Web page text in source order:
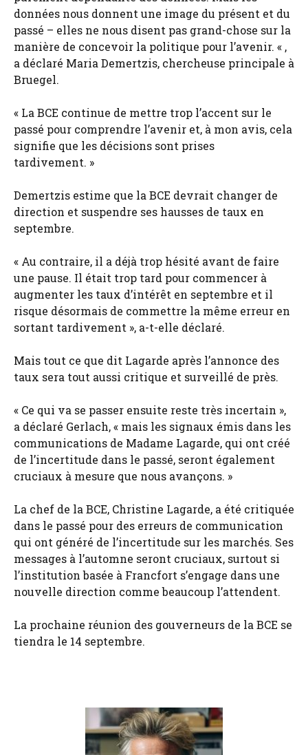
données nous donnent une image du présent et du
passé – elles ne nous disent pas grand-chose sur la
manière de concevoir la politique pour l’avenir. « ,
a déclaré Maria Demertzis, chercheuse principale à
Bruegel.
« La BCE continue de mettre trop l’accent sur le
passé pour comprendre l’avenir et, à mon avis, cela
signifie que les décisions sont prises
tardivement. »
Demertzis estime que la BCE devrait changer de
direction et suspendre ses hausses de taux en
septembre.
« Au contraire, il a déjà trop hésité avant de faire
une pause. Il était trop tard pour commencer à
augmenter les taux d’intérêt en septembre et il
risque désormais de commettre la même erreur en
sortant tardivement », a-t-elle déclaré.
Mais tout ce que dit Lagarde après l’annonce des
taux sera tout aussi critique et surveillé de près.
« Ce qui va se passer ensuite reste très incertain »,
a déclaré Gerlach, « mais les signaux émis dans les
communications de Madame Lagarde, qui ont créé
de l’incertitude dans le passé, seront également
cruciaux à mesure que nous avançons. »
La chef de la BCE, Christine Lagarde, a été critiquée
dans le passé pour des erreurs de communication
qui ont généré de l’incertitude sur les marchés. Ses
messages à l’automne seront cruciaux, surtout si
l’institution basée à Francfort s’engage dans une
nouvelle direction comme beaucoup l’attendent.
La prochaine réunion des gouverneurs de la BCE se
tiendra le 14 septembre.